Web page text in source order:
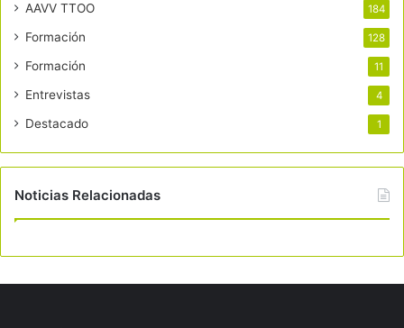
AAVV TTOO 184
Formación 128
Formación 11
Entrevistas 4
Destacado 1
Noticias Relacionadas